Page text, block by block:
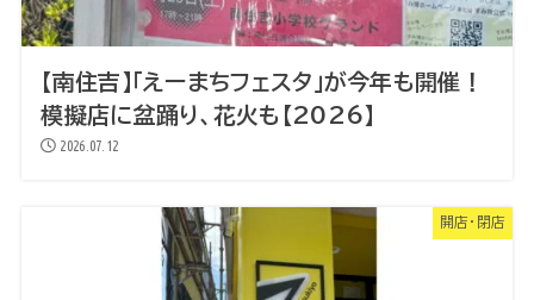
【南住吉】「えーまちフェスタ」が今年も開催！
模擬店に盆踊り、花火も【2026】
2026.07.12
開店・閉店